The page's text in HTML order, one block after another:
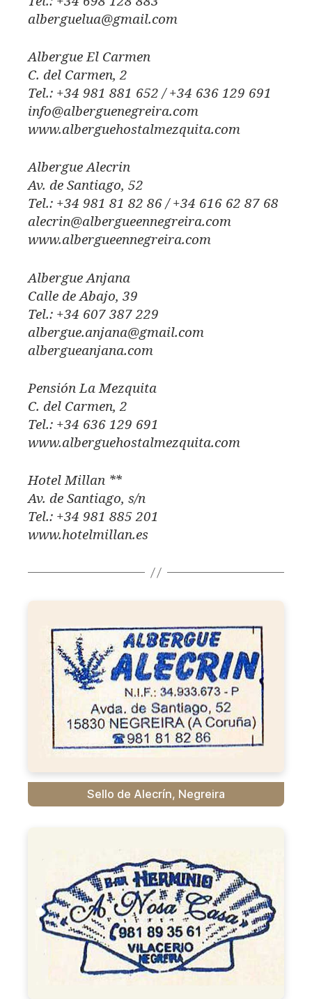
alberguelua@gmail.com
Albergue El Carmen
C. del Carmen, 2
Tel.: +34 981 881 652 / +34 636 129 691
info@alberguenegreira.com
www.alberguehostalmezquita.com
Albergue Alecrin
Av. de Santiago, 52
Tel.: +34 981 81 82 86 / +34 616 62 87 68
alecrin@albergueennegreira.com
www.albergueennegreira.com
Albergue Anjana
Calle de Abajo, 39
Tel.: +34 607 387 229
albergue.anjana@gmail.com
albergueanjana.com
Pensión La Mezquita
C. del Carmen, 2
Tel.: +34 636 129 691
www.alberguehostalmezquita.com
Hotel Millan **
Av. de Santiago, s/n
Tel.: +34 981 885 201
www.hotelmillan.es
Sello de Alecrín, Negreira